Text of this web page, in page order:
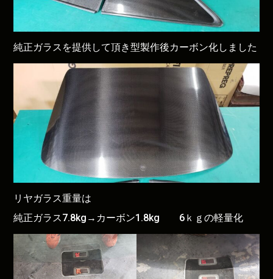
純正ガラスを提供して頂き型製作後カーボン化しました
リヤガラス重量は
純正ガラス7.8kg→カーボン1.8kg 6ｋｇの軽量化